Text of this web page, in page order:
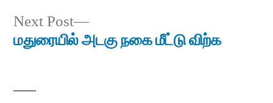
Post
Next Post
Next
post:
மதுரையில் அடகு நகை மீட்டு விற்க